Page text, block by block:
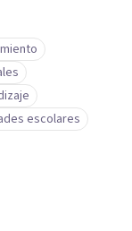
escolares